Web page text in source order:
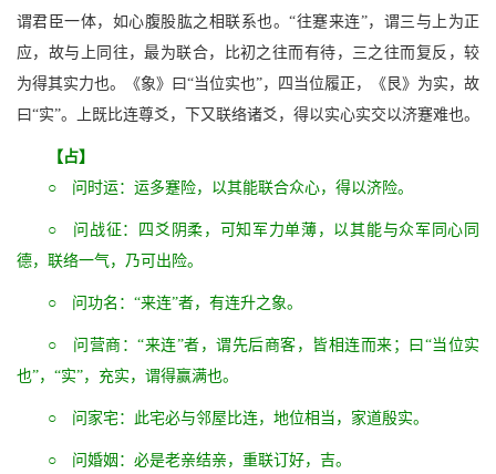
谓君臣一体，如心腹股肱之相联系也。“往蹇来连”，谓三与上为正
应，故与上同往，最为联合，比初之往而有待，三之往而复反，较
为得其实力也。《象》曰“当位实也”，四当位履正，《艮》为实，故
曰“实”。上既比连尊爻，下又联络诸爻，得以实心实交以济蹇难也。
【占】
○ 问时运：运多蹇险，以其能联合众心，得以济险。
○ 问战征：四爻阴柔，可知军力单薄，以其能与众军同心同
德，联络一气，乃可出险。
○ 问功名：“来连”者，有连升之象。
○ 问营商：“来连”者，谓先后商客，皆相连而来；曰“当位实
也”，“实”，充实，谓得赢满也。
○ 问家宅：此宅必与邻屋比连，地位相当，家道殷实。
○ 问婚姻：必是老亲结亲，重联订好，吉。